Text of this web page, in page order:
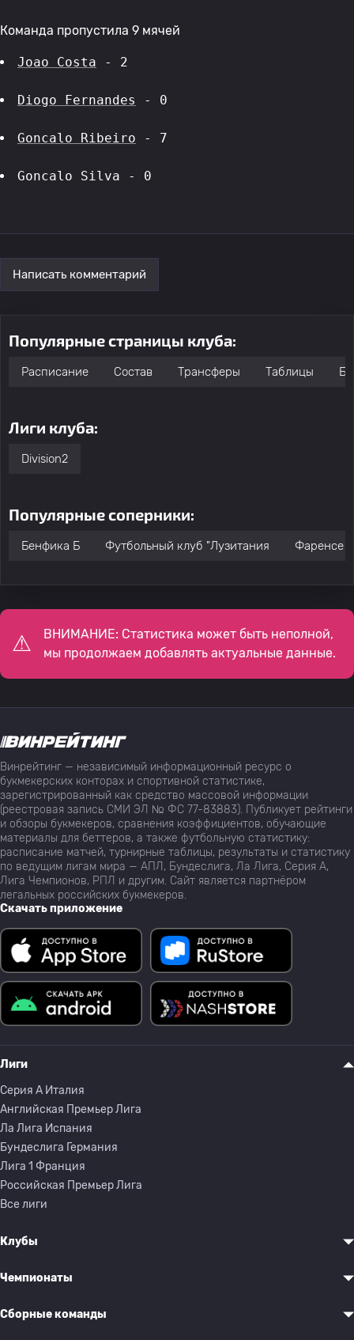
Команда пропустила 9 мячей
Joao Costa - 2
Diogo Fernandes - 0
Goncalo Ribeiro - 7
Goncalo Silva - 0
Написать комментарий
Популярные страницы клуба:
Расписание Состав Трансферы Таблицы
Лиги клуба:
Division2
Популярные соперники:
Бенфика Б Футбольный клуб "Лузитания Фаренсе
ВНИМАНИЕ: Статистика может быть неполной,
мы продолжаем добавлять актуальные данные.
Винрейтинг — независимый информационный ресурс о
букмекерских конторах и спортивной статистике,
зарегистрированный как средство массовой информации
(реестровая запись СМИ ЭЛ № ФС 77-83883). Публикует рейтинги
и обзоры букмекеров, сравнения коэффициентов, обучающие
материалы для беттеров, а также футбольную статистику:
расписание матчей, турнирные таблицы, результаты и статистику
по ведущим лигам мира — АПЛ, Бундеслига, Ла Лига, Серия А,
Лига Чемпионов, РПЛ и другим. Сайт является партнёром
легальных российских букмекеров.
Скачать приложение
Лиги
Серия A Италия
Английская Премьер Лига
Ла Лига Испания
Бундеслига Германия
Лига 1 Франция
Российская Премьер Лига
Все лиги
Клубы
Чемпионаты
Сборные команды